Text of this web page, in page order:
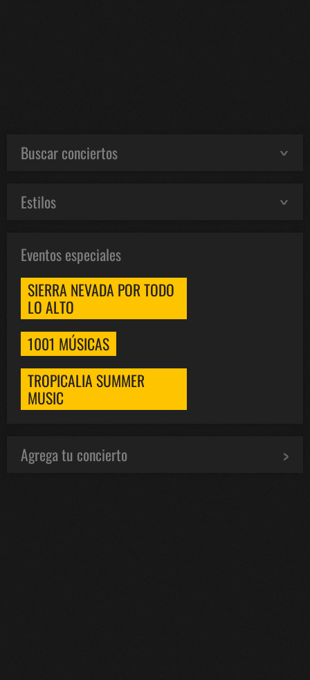
Buscar conciertos
Estilos
Eventos especiales
SIERRA NEVADA POR TODO
LO ALTO
1001 MÚSICAS
TROPICALIA SUMMER
MUSIC
Agrega tu concierto